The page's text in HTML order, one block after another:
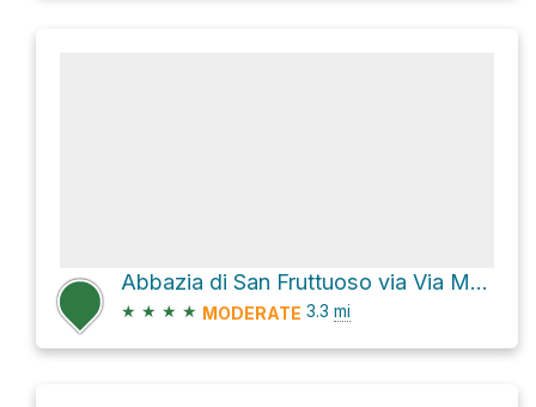
Abbazia di San Fruttuoso via Via Mortola
★ ★ ★ ★ MODERATE 3.3 mi